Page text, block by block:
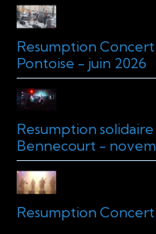
Resumption
Pontoise - juin 2026
Resumption
Bennecourt -
Resumption Concert